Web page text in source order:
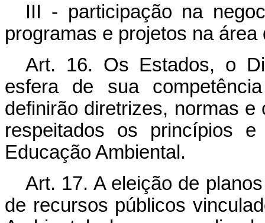
III - participação na
programas e projetos na
Art. 16. Os Estados, o
esfera de sua
definirão diretrizes, normas
respeitados os princípios
Educação Ambiental.
Art. 17. A eleição de
de recursos públicos